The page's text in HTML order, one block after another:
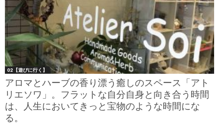
02【遊びに行く】
アロマとハーブの香り漂う癒しのスペース「アト
リエソワ」。フラットな自分自身と向き合う時間
は、人生においてきっと宝物のような時間にな
る。